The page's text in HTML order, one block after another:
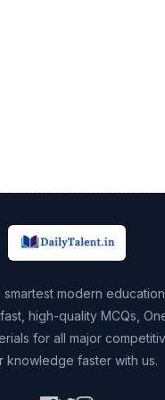
modern
high-quality MCQs,
for all major
knowledge faster with us.